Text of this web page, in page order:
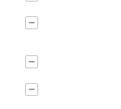
−
−
−